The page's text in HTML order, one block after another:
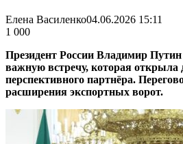
Елена Василенко04.06.2026 15:11
1 000
Президент России Владимир
важную встречу, которая открыла
перспективного партнёра.
расширения экспортных ворот.